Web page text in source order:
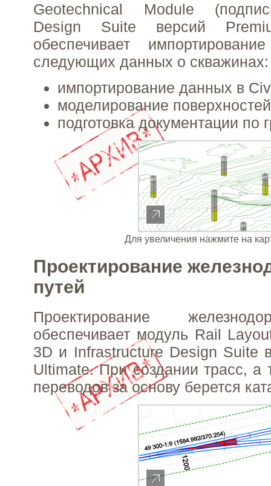
Geotechnical Module
Design Suite версий
обеспечивает
следующих данных о скважинах:
импортирование данных в
моделирование
подготовка документации по
Для увеличения нажмите на
Проектирование
путей
Проектирование
обеспечивает модуль Rail
3D и Infrastructure Design Suite
Ultimate. При создании трасс, а
переводов за основу берется